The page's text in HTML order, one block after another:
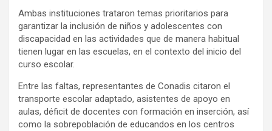
Ambas instituciones trataron temas prioritarios para
garantizar la inclusión de niños y adolescentes con
discapacidad en las actividades que de manera habitual
tienen lugar en las escuelas, en el contexto del inicio del
curso escolar.
Entre las faltas, representantes de Conadis citaron el
transporte escolar adaptado, asistentes de apoyo en
aulas, déficit de docentes con formación en inserción, así
como la sobrepoblación de educandos en los centros